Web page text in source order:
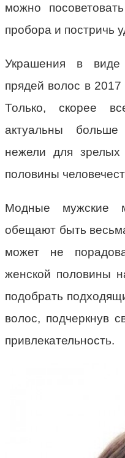
можно
пробора и постричь
Украшения в виде
прядей волос в
Только, скорее
актуальны
нежели для зрелых
половины
Модные мужские
обещают быть
может не
женской половины
подобрать
волос, подчеркнув
привлекательность.